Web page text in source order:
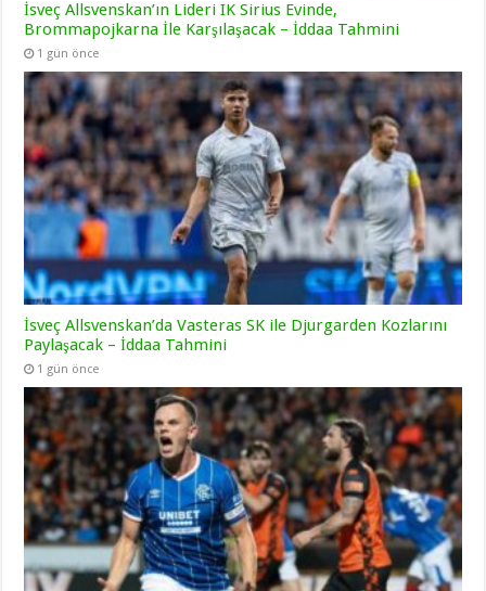
İsveç Allsvenskan’ın Lideri IK Sirius Evinde,
Brommapojkarna İle Karşılaşacak – İddaa Tahmini
1 gün önce
İsveç Allsvenskan’da Vasteras SK ile Djurgarden Kozlarını
Paylaşacak – İddaa Tahmini
1 gün önce